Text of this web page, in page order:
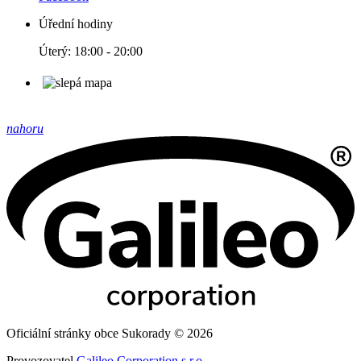
Úřední hodiny
Úterý: 18:00 - 20:00
nahoru
Oficiální stránky obce Sukorady © 2026